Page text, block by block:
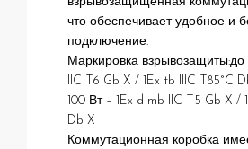
что обеспечивает удобное и
подключение.
Маркировка взрывозащиты:до
IIC T6 Gb X / 1Ex tb IIIC T85°C
100 Вт – 1Ex d mb IIC T5 Gb X /
Db X
Коммутационная коробка